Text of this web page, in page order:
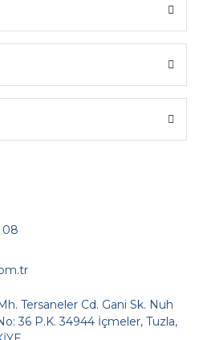
08
Tersaneler Cd. Gani Sk. Nuh
36 P.K. 34944 İçmeler, Tuzla,